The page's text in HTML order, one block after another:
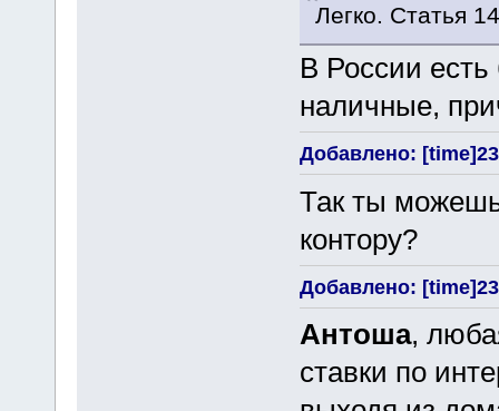
Легко. Статья
В России есть
наличные,
Добавлено:
Так ты можешь
контору?
Добавлено:
Антоша,
ставки по